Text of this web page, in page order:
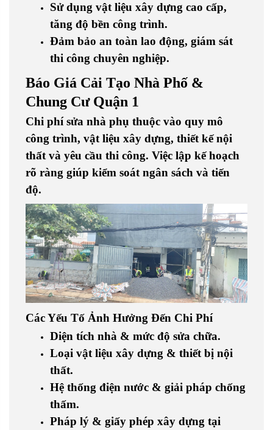
Sử dụng vật liệu xây dựng cao cấp,
tăng độ bền công trình.
Đảm bảo an toàn lao động, giám sát
thi công chuyên nghiệp.
Báo Giá Cải Tạo Nhà Phố &
Chung Cư Quận 1
Chi phí sửa nhà phụ thuộc vào quy mô
công trình, vật liệu xây dựng, thiết kế nội
thất và yêu cầu thi công. Việc lập kế hoạch
rõ ràng giúp kiểm soát ngân sách và tiến
độ.
Các Yếu Tố Ảnh Hưởng Đến Chi Phí
Diện tích nhà & mức độ sửa chữa.
Loại vật liệu xây dựng & thiết bị nội
thất.
Hệ thống điện nước & giải pháp chống
thấm.
Pháp lý & giấy phép xây dựng tại